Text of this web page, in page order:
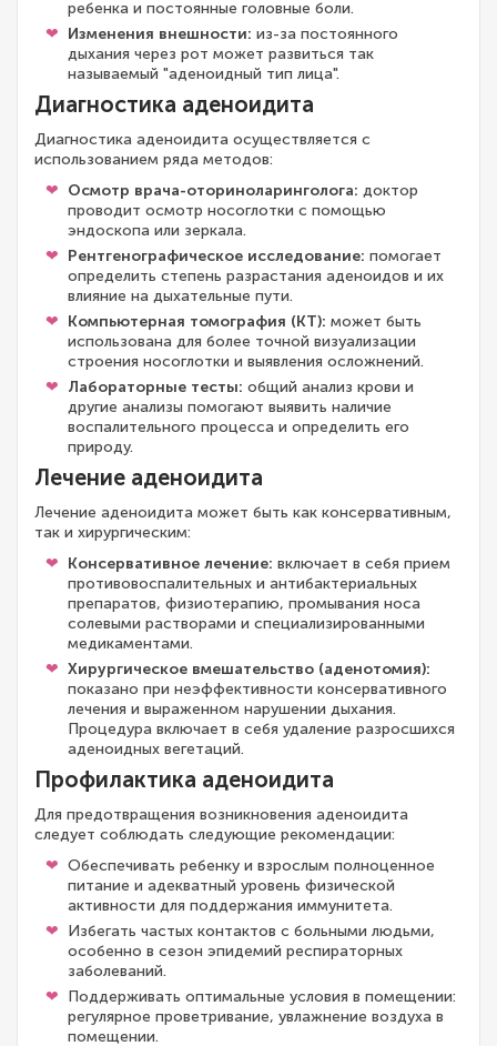
ребенка и постоянные головные боли.
Изменения внешности: из-за постоянного
дыхания через рот может развиться так
называемый "аденоидный тип лица".
Диагностика аденоидита
Диагностика аденоидита осуществляется с
использованием ряда методов:
Осмотр врача-оториноларинголога: доктор
проводит осмотр носоглотки с помощью
эндоскопа или зеркала.
Рентгенографическое исследование: помогает
определить степень разрастания аденоидов и их
влияние на дыхательные пути.
Компьютерная томография (КТ): может быть
использована для более точной визуализации
строения носоглотки и выявления осложнений.
Лабораторные тесты: общий анализ крови и
другие анализы помогают выявить наличие
воспалительного процесса и определить его
природу.
Лечение аденоидита
Лечение аденоидита может быть как консервативным,
так и хирургическим:
Консервативное лечение: включает в себя прием
противовоспалительных и антибактериальных
препаратов, физиотерапию, промывания носа
солевыми растворами и специализированными
медикаментами.
Хирургическое вмешательство (аденотомия):
показано при неэффективности консервативного
лечения и выраженном нарушении дыхания.
Процедура включает в себя удаление разросшихся
аденоидных вегетаций.
Профилактика аденоидита
Для предотвращения возникновения аденоидита
следует соблюдать следующие рекомендации:
Обеспечивать ребенку и взрослым полноценное
питание и адекватный уровень физической
активности для поддержания иммунитета.
Избегать частых контактов с больными людьми,
особенно в сезон эпидемий респираторных
заболеваний.
Поддерживать оптимальные условия в помещении:
регулярное проветривание, увлажнение воздуха в
помещении.